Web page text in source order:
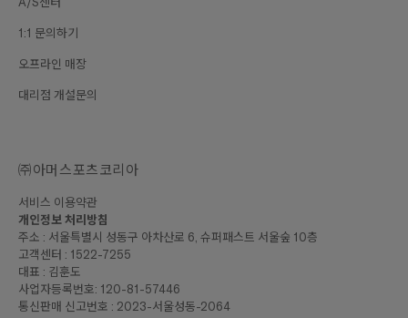
1:1 문의하기
오프라인 매장
대리점 개설문의
㈜아머스포츠코리아
서비스 이용약관
개인정보 처리방침
주소 : 서울특별시 성동구 아차산로 6, 슈퍼패스트 서울숲 10층
고객센터 : 1522-7255
대표 : 김훈도
사업자등록번호: 120-81-57446
통신판매 신고번호 : 2023-서울성동-2064